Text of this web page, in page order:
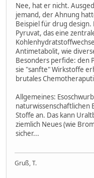
Nee, hat er nicht.
jemand, der Ahnung
Beispiel für drug
Pyruvat, das eine
Antimetabolit, wie
Besonders perfide: den
sie "sanfte" Wirkstoffe
brutales
Allgemeines:
naturwissenschaftlichen
Stoffe an. Das kann
ziemlich Neues (wie
sicher...
Gruß, T.